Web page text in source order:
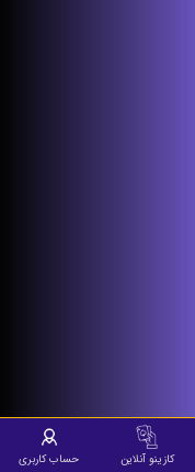
کازینو آنلاین حساب کاربری